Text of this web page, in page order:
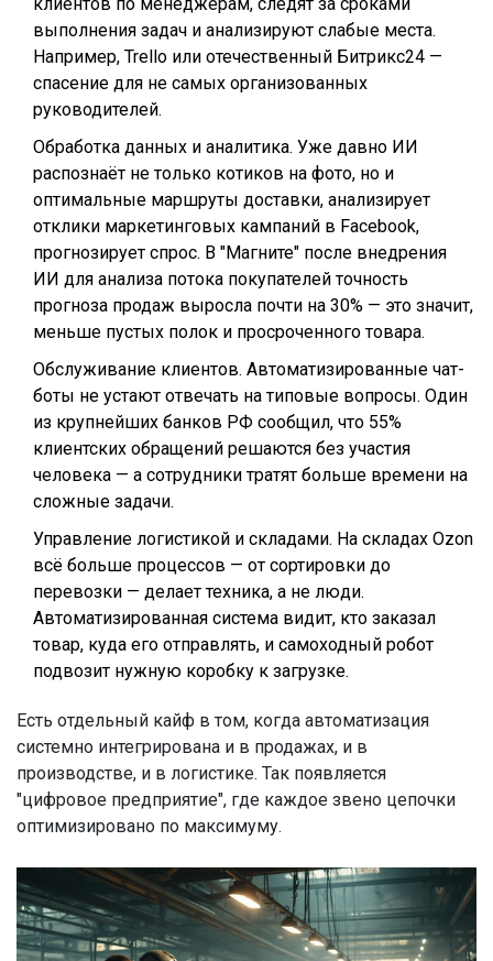
выполнения задач и анализируют слабые места.
Например, Trello или отечественный Битрикс24 —
спасение для не самых организованных
руководителей.
Обработка данных и аналитика. Уже давно ИИ
распознаёт не только котиков на фото, но и
оптимальные маршруты доставки, анализирует
отклики маркетинговых кампаний в Facebook,
прогнозирует спрос. В "Магните" после внедрения
ИИ для анализа потока покупателей точность
прогноза продаж выросла почти на 30% — это значит,
меньше пустых полок и просроченного товара.
Обслуживание клиентов. Автоматизированные чат-
боты не устают отвечать на типовые вопросы. Один
из крупнейших банков РФ сообщил, что 55%
клиентских обращений решаются без участия
человека — а сотрудники тратят больше времени на
сложные задачи.
Управление логистикой и складами. На складах Ozon
всё больше процессов — от сортировки до
перевозки — делает техника, а не люди.
Автоматизированная система видит, кто заказал
товар, куда его отправлять, и самоходный робот
подвозит нужную коробку к загрузке.
Есть отдельный кайф в том, когда автоматизация
системно интегрирована и в продажах, и в
производстве, и в логистике. Так появляется
"цифровое предприятие", где каждое звено цепочки
оптимизировано по максимуму.